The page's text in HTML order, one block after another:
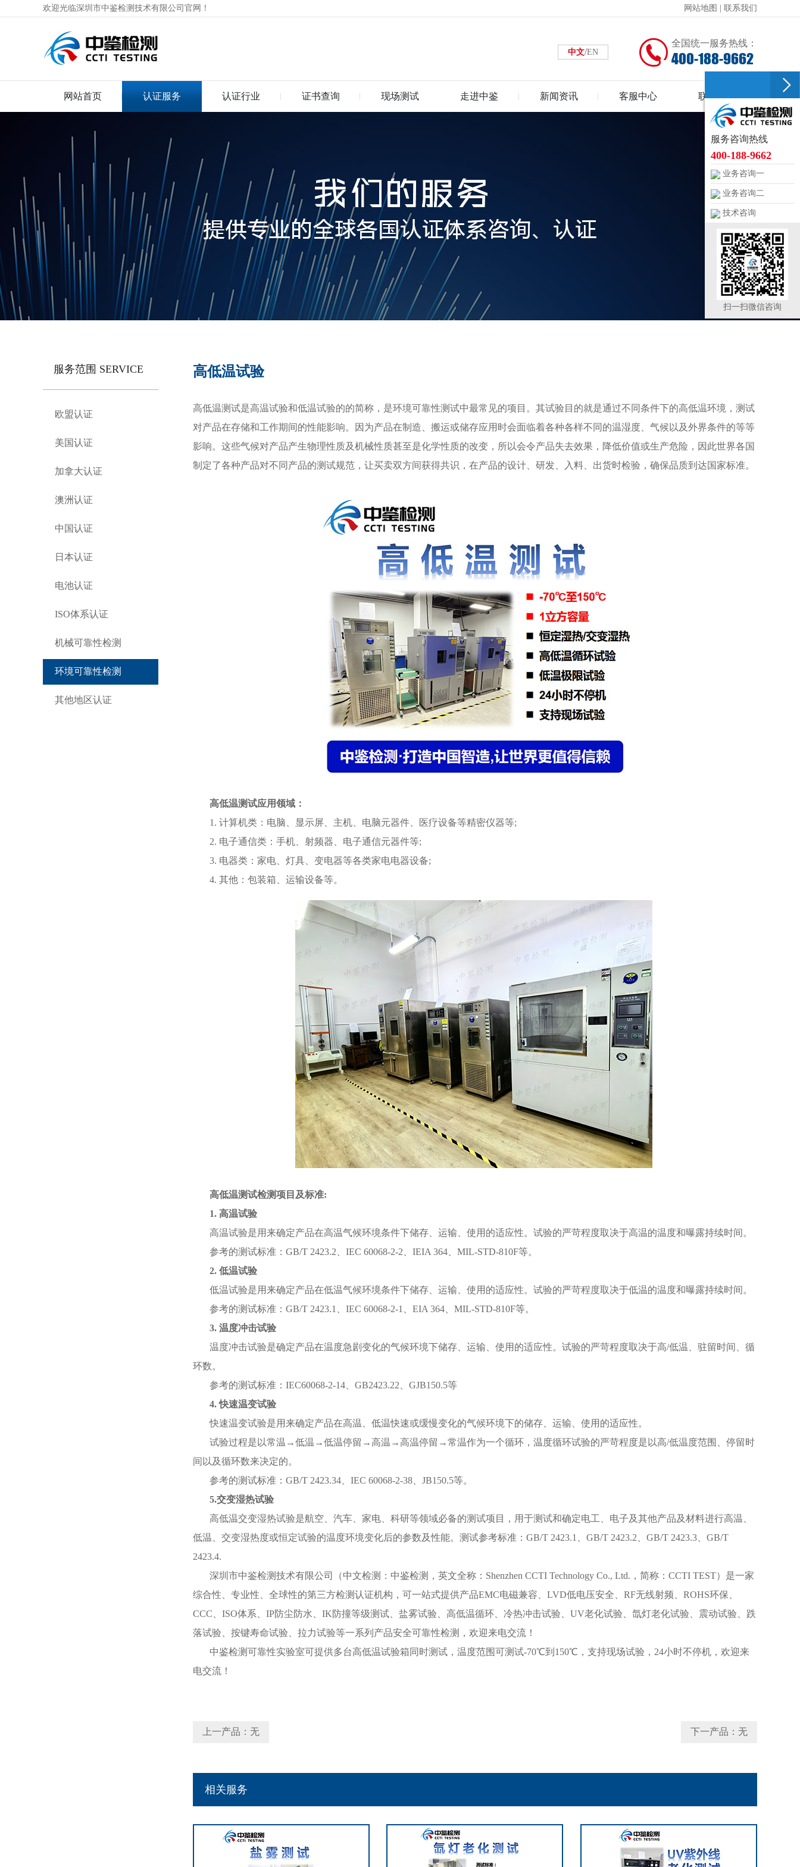
欢迎光临深圳市中鉴检测技术有限公司官网！ 网站地图 联系我们
全国统一服务热线：
400-188-9662
中文/EN
网站首页 认证服务 认证行业 证书查询 现场测试 走进中鉴 新闻资讯 客服中心 联系中鉴
服务范围 SERVICE
欧盟认证
美国认证
加拿大认证
澳洲认证
中国认证
日本认证
电池认证
ISO体系认证
机械可靠性检测
环境可靠性检测
其他地区认证
高低温试验
高低温测试是高温试验和低温试验的的简称，是环境可靠性测试中最常见的项目。其试验目的就是通过不同条件下的高低温环境，测试
对产品在存储和工作期间的性能影响。因为产品在制造、搬运或储存应用时会面临着各种各样不同的温湿度、气候以及外界条件的等等
影响。这些气候对产品产生物理性质及机械性质甚至是化学性质的改变，所以会令产品失去效果，降低价值或生产危险，因此世界各国
制定了各种产品对不同产品的测试规范，让买卖双方间获得共识，在产品的设计、研发、入料、出货时检验，确保品质到达国家标准。
高低温测试应用领域 ：
1. 计算机类：电脑、显示屏、主机、电脑元器件、医疗设备等精密仪器等;
2. 电子通信类：手机、射频器、电子通信元器件等;
3. 电器类：家电、灯具、变电器等各类家电电器设备;
4. 其他：包装箱、运输设备等。
高低温测试检测项目及标准:
1.高温试验
高温试验是用来确定产品在高温气候环境条件下储存、运输、使用的适应性。试验的严苛程度取决于高温的温度和曝露持续时间。
参考的测试标准： GB/T 2423.2 IEC 60068-2-2 IEIA 364 MIL-STD-810F等。
2.低温试验
低温试验是用来确定产品在低温气候环境条件下储存、运输、使用的适应性。试验的严苛程度取决于低温的温度和曝露持续时间。
参考的测试标准： GB/T 2423.1 IEC 60068-2-1 EIA 364 MIL-STD-810F等。
3.温度冲击试验
温度冲击试验是确定产品在温度急剧变化的气候环境下储存、运输、使用的适应性。试验的严苛程度取决于高/低温、驻留时间、循
环数。
参考的测试标准： IEC60068-2-14 GB2423.22 GJB150.5等
4.快速温变试验
快速温变试验是用来确定产品在高温、低温快速或缓慢变化的气候环境下的储存、运输、使用的适应性。
试验过程是以常温 →低温 →低温停留 →高温 →高温停留 →常温作为一个循环，温度循环试验的严苛程度是以高/低温度范围、停留时
间以及循环数来决定的。
参考的测试标准： GB/T 2423.34 IEC 60068-2-38 JB150.5等。
5.交变湿热试验
高低温交变湿热试验是航空、汽车、家电、科研等领域必备的测试项目，用于测试和确定电工、电子及其他产品及材料进行高温、
低温、交变湿热度或恒定试验的温度环境变化后的参数及性能。测试参考标准： GB/T 2423.1 GB/T 2423.2 GB/T 2423.3
GB/T
2423.4.
深圳市中鉴检测技术有限公司（中文检测：中鉴检测，英文全称： Shenzhen CCTI Technology Co., Ltd. ，简称： CCTI TEST）是一家
综合性、专业性、全球性的第三方检测认证机构，可一站式提供产品EMC电磁兼容、 LVD低电压安全、 RF无线射频、 ROHS环保、
CCC
ISO体系、 IP防尘防水、 IK防撞等级测试、盐雾试验、高低温循环、冷热冲击试验、 UV老化试验、氙灯老化试验、震动试验、跌
落试验、按键寿命试验、拉力试验等一系列产品安全可靠性检测，欢迎来电交流！
中鉴检测可靠性实验室可提供多台高低温试验箱同时测试，温度范围可测试-70℃到 150℃，支持现场试验， 24小时不停机，欢迎来
电交流！
上一产品：无 下一产品：无
相关服务
服务咨询热线
400-188-9662
业务咨询一
业务咨询二
技术咨询
扫一扫微信咨询